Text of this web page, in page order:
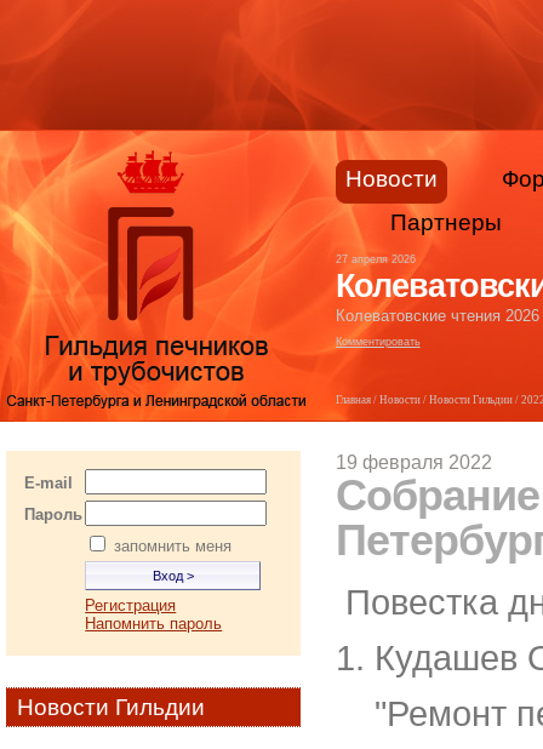
19 февраля 2022
Повестка
1. Кудашев
"Ремонт
Главная/ Новости/ Новости Гильдии/
E-mail
Пароль
запомнить меня
Регистрация
Напомнить пароль
Новости Гильдии
Новости
Партнеры
27 апреля 2026
Колеватовские чтения
Комментировать